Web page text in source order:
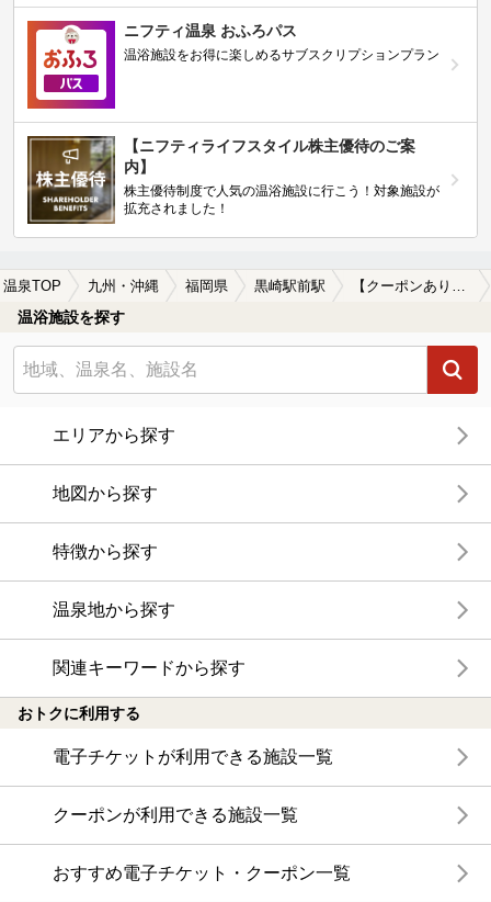
ニフティ温泉 おふろパス
温浴施設をお得に楽しめるサブスクリプションプラン
【ニフティライフスタイル株主優待のご案
内】
株主優待制度で人気の温浴施設に行こう！対象施設が
拡充されました！
温泉TOP 九州・沖縄 福岡県 黒崎駅前駅
温浴施設を探す
エリアから探す
地図から探す
特徴から探す
温泉地から探す
関連キーワードから探す
おトクに利用する
電子チケットが利用できる施設一覧
クーポンが利用できる施設一覧
おすすめ電子チケット・クーポン一覧